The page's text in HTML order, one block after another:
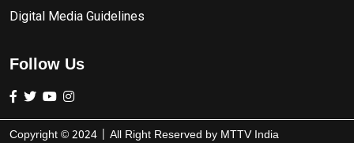
Digital Media Guidelines
Follow Us
Copyright © 2024 | All Right Reserved by MTTV India